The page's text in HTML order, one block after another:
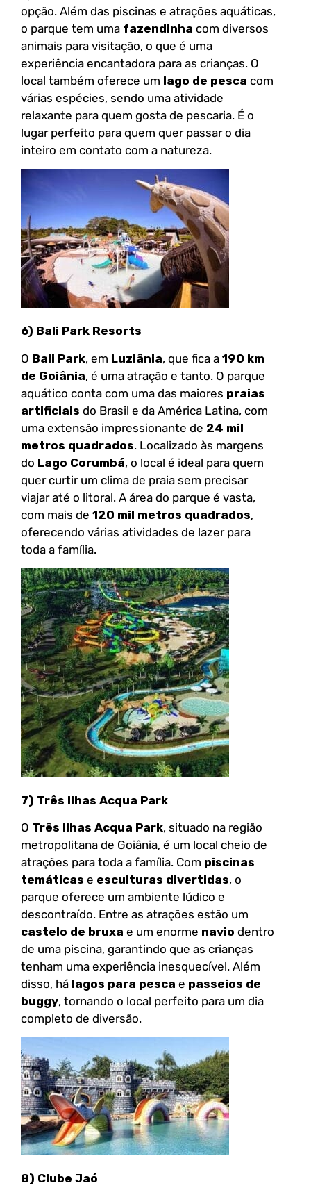
opção. Além das piscinas e atrações aquáticas,
o parque tem uma fazendinha com diversos
animais para visitação, o que é uma
experiência encantadora para as crianças. O
local também oferece um lago de pesca com
várias espécies, sendo uma atividade
relaxante para quem gosta de pescaria. É o
lugar perfeito para quem quer passar o dia
inteiro em contato com a natureza.
6) Bali Park Resorts
O Bali Park, em Luziânia, que fica a 190 km
de Goiânia, é uma atração e tanto. O parque
aquático conta com uma das maiores praias
artificiais do Brasil e da América Latina, com
uma extensão impressionante de 24 mil
metros quadrados. Localizado às margens
do Lago Corumbá, o local é ideal para quem
quer curtir um clima de praia sem precisar
viajar até o litoral. A área do parque é vasta,
com mais de 120 mil metros quadrados,
oferecendo várias atividades de lazer para
toda a família.
7) Três Ilhas Acqua Park
O Três Ilhas Acqua Park, situado na região
metropolitana de Goiânia, é um local cheio de
atrações para toda a família. Com piscinas
temáticas e esculturas divertidas, o
parque oferece um ambiente lúdico e
descontraído. Entre as atrações estão um
castelo de bruxa e um enorme navio dentro
de uma piscina, garantindo que as crianças
tenham uma experiência inesquecível. Além
disso, há lagos para pesca e passeios de
buggy, tornando o local perfeito para um dia
completo de diversão.
8) Clube Jaó